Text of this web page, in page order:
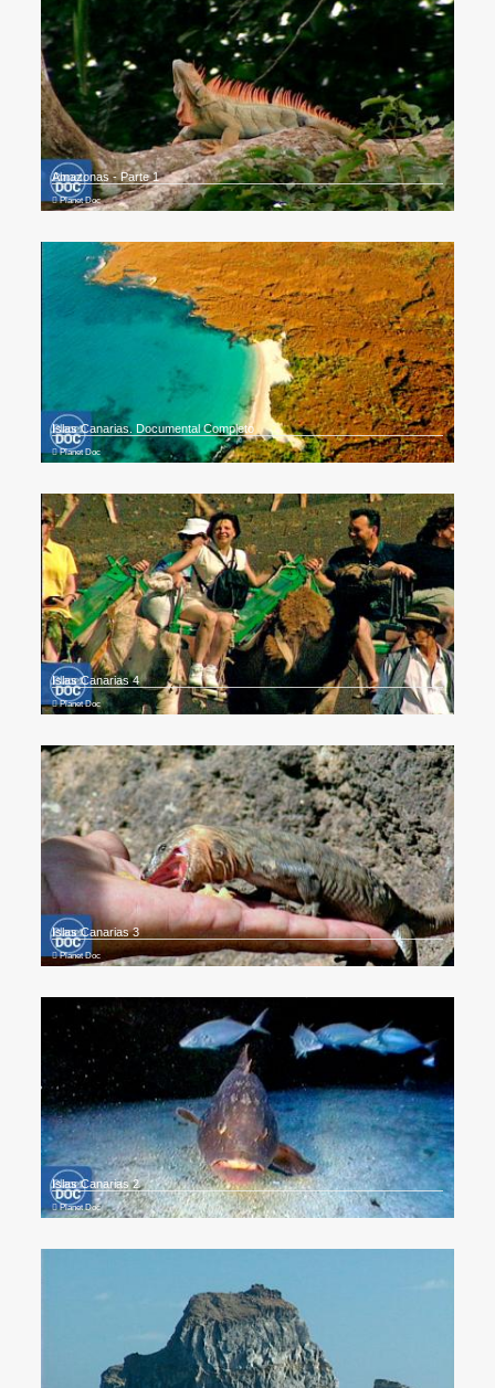
Amazonas - Parte 1
Planet Doc
Islas Canarias. Documental Completo
Planet Doc
Islas Canarias 4
Planet Doc
Islas Canarias 3
Planet Doc
Islas Canarias 2
Planet Doc